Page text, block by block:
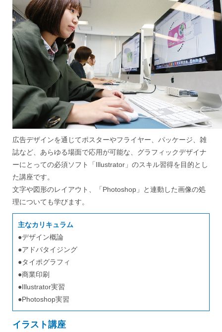
広告デザインを通じてポスターやフライヤー、パッケージ、雑
誌など、あらゆる場面で応用が可能な、グラフィックデザイナ
ーにとっての必須ソフト「Illustrator」のスキル習得を目的とし
た講座です。
文字や図形のレイアウト、「Photoshop」と連動した画像の処
理についても学びます。
主なカリキュラム
デザイン概論
アドバタイジング
タイポグラフィ
商業印刷
Illustrator実習
Photoshop実習
イラスト講座